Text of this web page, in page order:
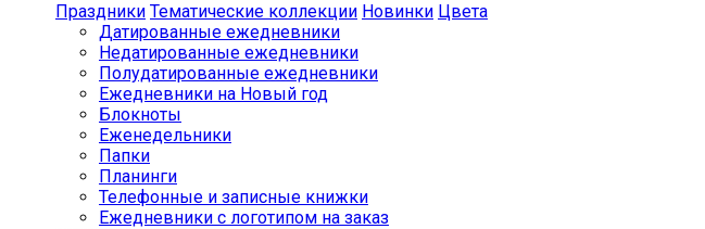
Праздники Тематические коллекции Новинки Цвета
Датированные ежедневники
Недатированные ежедневники
Полудатированные ежедневники
Ежедневники на Новый год
Блокноты
Еженедельники
Папки
Планинги
Телефонные и записные книжки
Ежедневники с логотипом на заказ